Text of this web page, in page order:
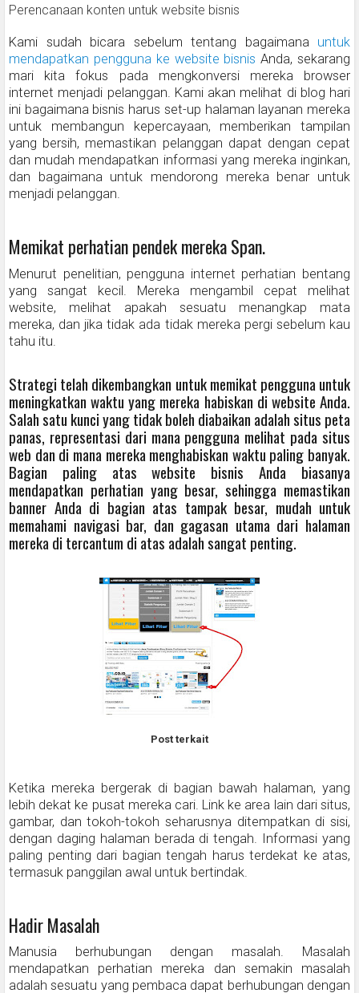
Perencanaan konten untuk website bisnis
Kami sudah bicara sebelum tentang bagaimana untuk
mendapatkan pengguna ke website bisnis Anda, sekarang
mari kita fokus pada mengkonversi mereka browser
internet menjadi pelanggan. Kami akan melihat di blog hari
ini bagaimana bisnis harus set-up halaman layanan mereka
untuk membangun kepercayaan, memberikan tampilan
yang bersih, memastikan pelanggan dapat dengan cepat
dan mudah mendapatkan informasi yang mereka inginkan,
dan bagaimana untuk mendorong mereka benar untuk
menjadi pelanggan.
Memikat perhatian pendek mereka Span.
Menurut penelitian, pengguna internet perhatian bentang
yang sangat kecil. Mereka mengambil cepat melihat
website, melihat apakah sesuatu menangkap mata
mereka, dan jika tidak ada tidak mereka pergi sebelum kau
tahu itu.
Strategi telah dikembangkan untuk memikat pengguna untuk
meningkatkan waktu yang mereka habiskan di website Anda.
Salah satu kunci yang tidak boleh diabaikan adalah situs peta
panas, representasi dari mana pengguna melihat pada situs
web dan di mana mereka menghabiskan waktu paling banyak.
Bagian paling atas website bisnis Anda biasanya
mendapatkan perhatian yang besar, sehingga memastikan
banner Anda di bagian atas tampak besar, mudah untuk
memahami navigasi bar, dan gagasan utama dari halaman
mereka di tercantum di atas adalah sangat penting.
Post terkait
Ketika mereka bergerak di bagian bawah halaman, yang
lebih dekat ke pusat mereka cari. Link ke area lain dari situs,
gambar, dan tokoh-tokoh seharusnya ditempatkan di sisi,
dengan daging halaman berada di tengah. Informasi yang
paling penting dari bagian tengah harus terdekat ke atas,
termasuk panggilan awal untuk bertindak.
Hadir Masalah
Manusia berhubungan dengan masalah. Masalah
mendapatkan perhatian mereka dan semakin masalah
adalah sesuatu yang pembaca dapat berhubungan dengan